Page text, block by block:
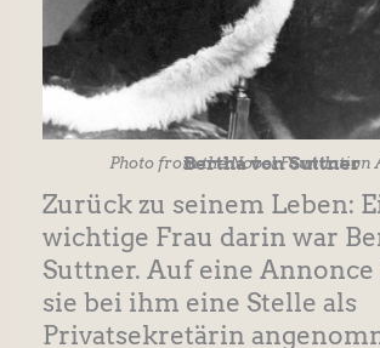
Bertha von Suttner
Photo from the Nobel Foundation
Zurück zu seinem Leben:
wichtige Frau darin war
Suttner. Auf eine
sie bei ihm eine Stelle als
Privatsekretärin